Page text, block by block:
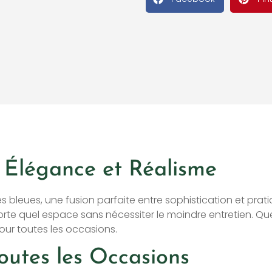
et Réalisme
une fusion parfaite entre sophistication et
quel espace sans nécessiter le moindre entretien.
toutes les occasions.
les Occasions